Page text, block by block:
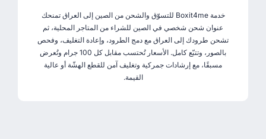
خدمة Boxit4me للتسوّق والشحن من الصين إلى العراق تمنحك
عنوان شحن شخصي في الصين للشراء من المتاجر المحلية، ثم
تشحن طرودك إلى العراق مع دمج الطرود، وإعادة التغليف، وفحص
بالصور، وتتبّع كامل. الأسعار تُحتسب مقابل كل 100 جرام وتُعرض
مسبقًا، مع إرشادات جمركية وتغليف آمن للقطع الهشّة أو عالية
القيمة.